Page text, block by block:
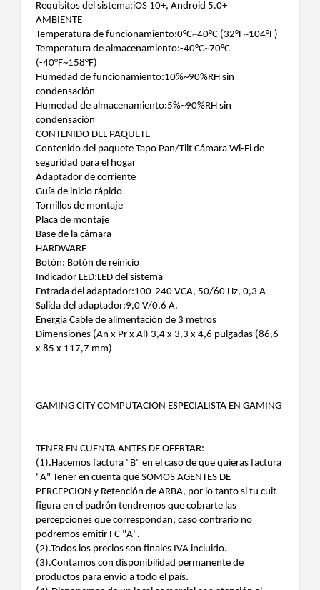
Requisitos del sistema:iOS 10+, Android 5.0+
AMBIENTE
Temperatura de funcionamiento:0°C~40°C (32°F~104°F)
Temperatura de almacenamiento:-40°C~70°C
(-40°F~158°F)
Humedad de funcionamiento:10%~90%RH sin
condensación
Humedad de almacenamiento:5%~90%RH sin
condensación
CONTENIDO DEL PAQUETE
Contenido del paquete Tapo Pan/Tilt Cámara Wi-Fi de
seguridad para el hogar
Adaptador de corriente
Guía de inicio rápido
Tornillos de montaje
Placa de montaje
Base de la cámara
HARDWARE
Botón: Botón de reinicio
Indicador LED:LED del sistema
Entrada del adaptador:100-240 VCA, 50/60 Hz, 0,3 A
Salida del adaptador:9,0 V/0,6 A.
Energía Cable de alimentación de 3 metros
Dimensiones (An x Pr x Al) 3,4 x 3,3 x 4,6 pulgadas (86,6
x 85 x 117,7 mm)
GAMING CITY COMPUTACION ESPECIALISTA EN GAMING
TENER EN CUENTA ANTES DE OFERTAR:
(1).Hacemos factura "B" en el caso de que quieras factura
"A" Tener en cuenta que SOMOS AGENTES DE
PERCEPCION y Retención de ARBA, por lo tanto si tu cuit
figura en el padrón tendremos que cobrarte las
percepciones que correspondan, caso contrario no
podremos emitir FC "A".
(2).Todos los precios son finales IVA incluido.
(3).Contamos con disponibilidad permanente de
productos para envio a todo el país.